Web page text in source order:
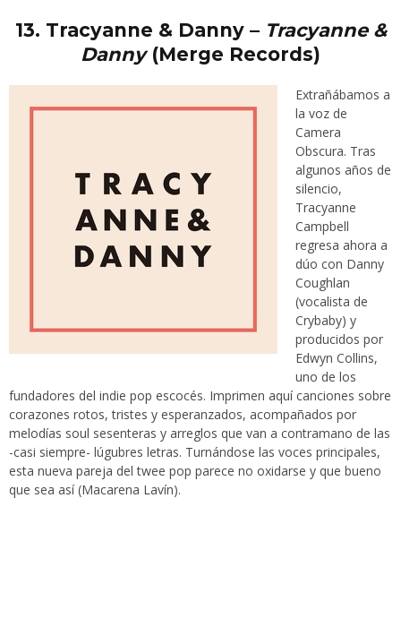
13. Tracyanne & Danny – Tracyanne &
Danny(Merge Records)
Extrañábamos a
la voz de
Camera
Obscura. Tras
algunos años de
silencio,
Tracyanne
Campbell
regresa ahora a
dúo con Danny
Coughlan
(vocalista de
Crybaby) y
producidos por
Edwyn Collins,
uno de los
fundadores del indie pop escocés. Imprimen aquí canciones sobre
corazones rotos, tristes y esperanzados, acompañados por
melodías soul sesenteras y arreglos que van a contramano de las
-casi siempre- lúgubres letras. Turnándose las voces principales,
esta nueva pareja del twee pop parece no oxidarse y que bueno
que sea así (Macarena Lavín).